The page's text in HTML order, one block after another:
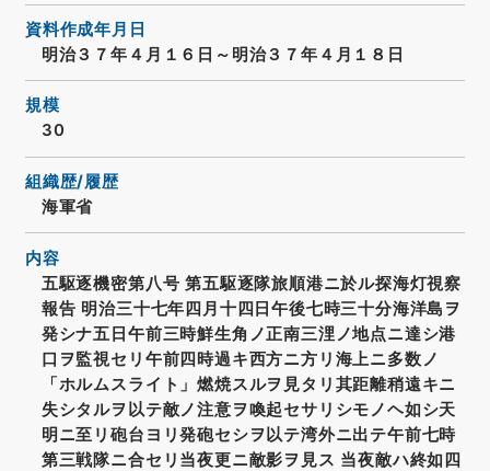
資料作成年月日
明治３７年４月１６日～明治３７年４月１８日
規模
30
組織歴/履歴
海軍省
内容
五駆逐機密第八号 第五駆逐隊旅順港ニ於ル探海灯視察
報告 明治三十七年四月十四日午後七時三十分海洋島ヲ
発シナ五日午前三時鮮生角ノ正南三浬ノ地点ニ達シ港
口ヲ監視セリ午前四時過キ西方ニ方リ海上ニ多数ノ
「ホルムスライト」燃焼スルヲ見タリ其距離稍遠キニ
失シタルヲ以テ敵ノ注意ヲ喚起セサリシモノヘ如シ天
明ニ至リ砲台ヨリ発砲セシヲ以テ湾外ニ出テ午前七時
第三戦隊ニ合セリ当夜更ニ敵影ヲ見ス 当夜敵ハ終如四